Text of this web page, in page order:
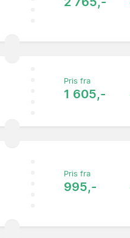
Pris fra
1 605,-
Pris fra
995,-